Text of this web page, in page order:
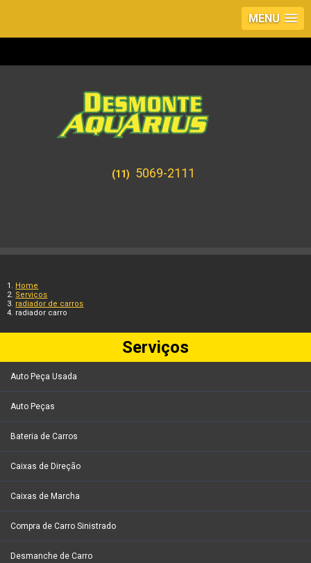
MENU
(11) 5069-2111
Home
Serviços
radiador de carros
radiador carro
Serviços
Auto Peça Usada
Auto Peças
Bateria de Carros
Caixas de Direção
Caixas de Marcha
Compra de Carro Sinistrado
Desmanche de Carro